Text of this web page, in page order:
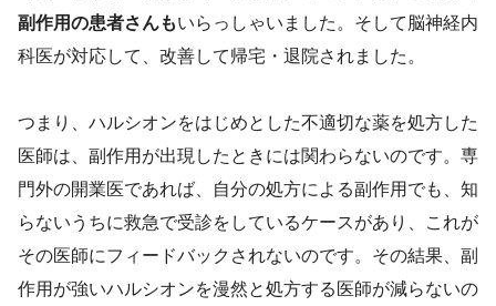
副作用の患者さんもいらっしゃいました。そして脳神経内
科医が対応して、改善して帰宅・退院されました。
つまり、ハルシオンをはじめとした不適切な薬を処方した
医師は、副作用が出現したときには関わらないのです。専
門外の開業医であれば、自分の処方による副作用でも、知
らないうちに救急で受診をしているケースがあり、これが
その医師にフィードバックされないのです。その結果、副
作用が強いハルシオンを漫然と処方する医師が減らないの